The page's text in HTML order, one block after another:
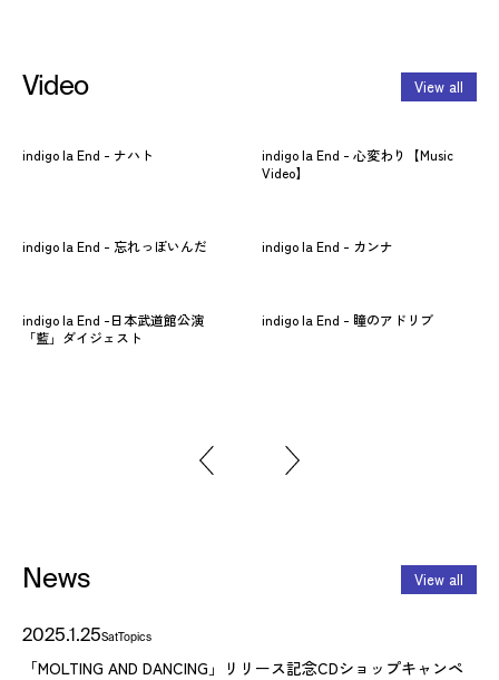
Video View all
indigo la End - ナハト
indigo la End - 心変わり【Music
Video】
indigo la End - 忘れっぽいんだ indigo la End - カンナ
indigo la End -日本武道館公演
「藍」ダイジェスト
indigo la End - 瞳のアドリブ
News View all
2025.1.25Sat Topics
「MOLTING AND DANCING」リリース記念CDショップキャンペ